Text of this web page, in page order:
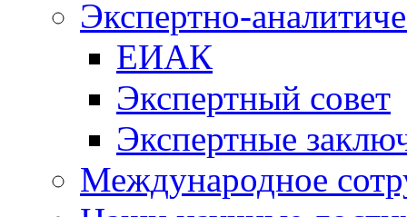
Экспертно-
ЕИАК
Экспертный совет
Экспертные
Международное